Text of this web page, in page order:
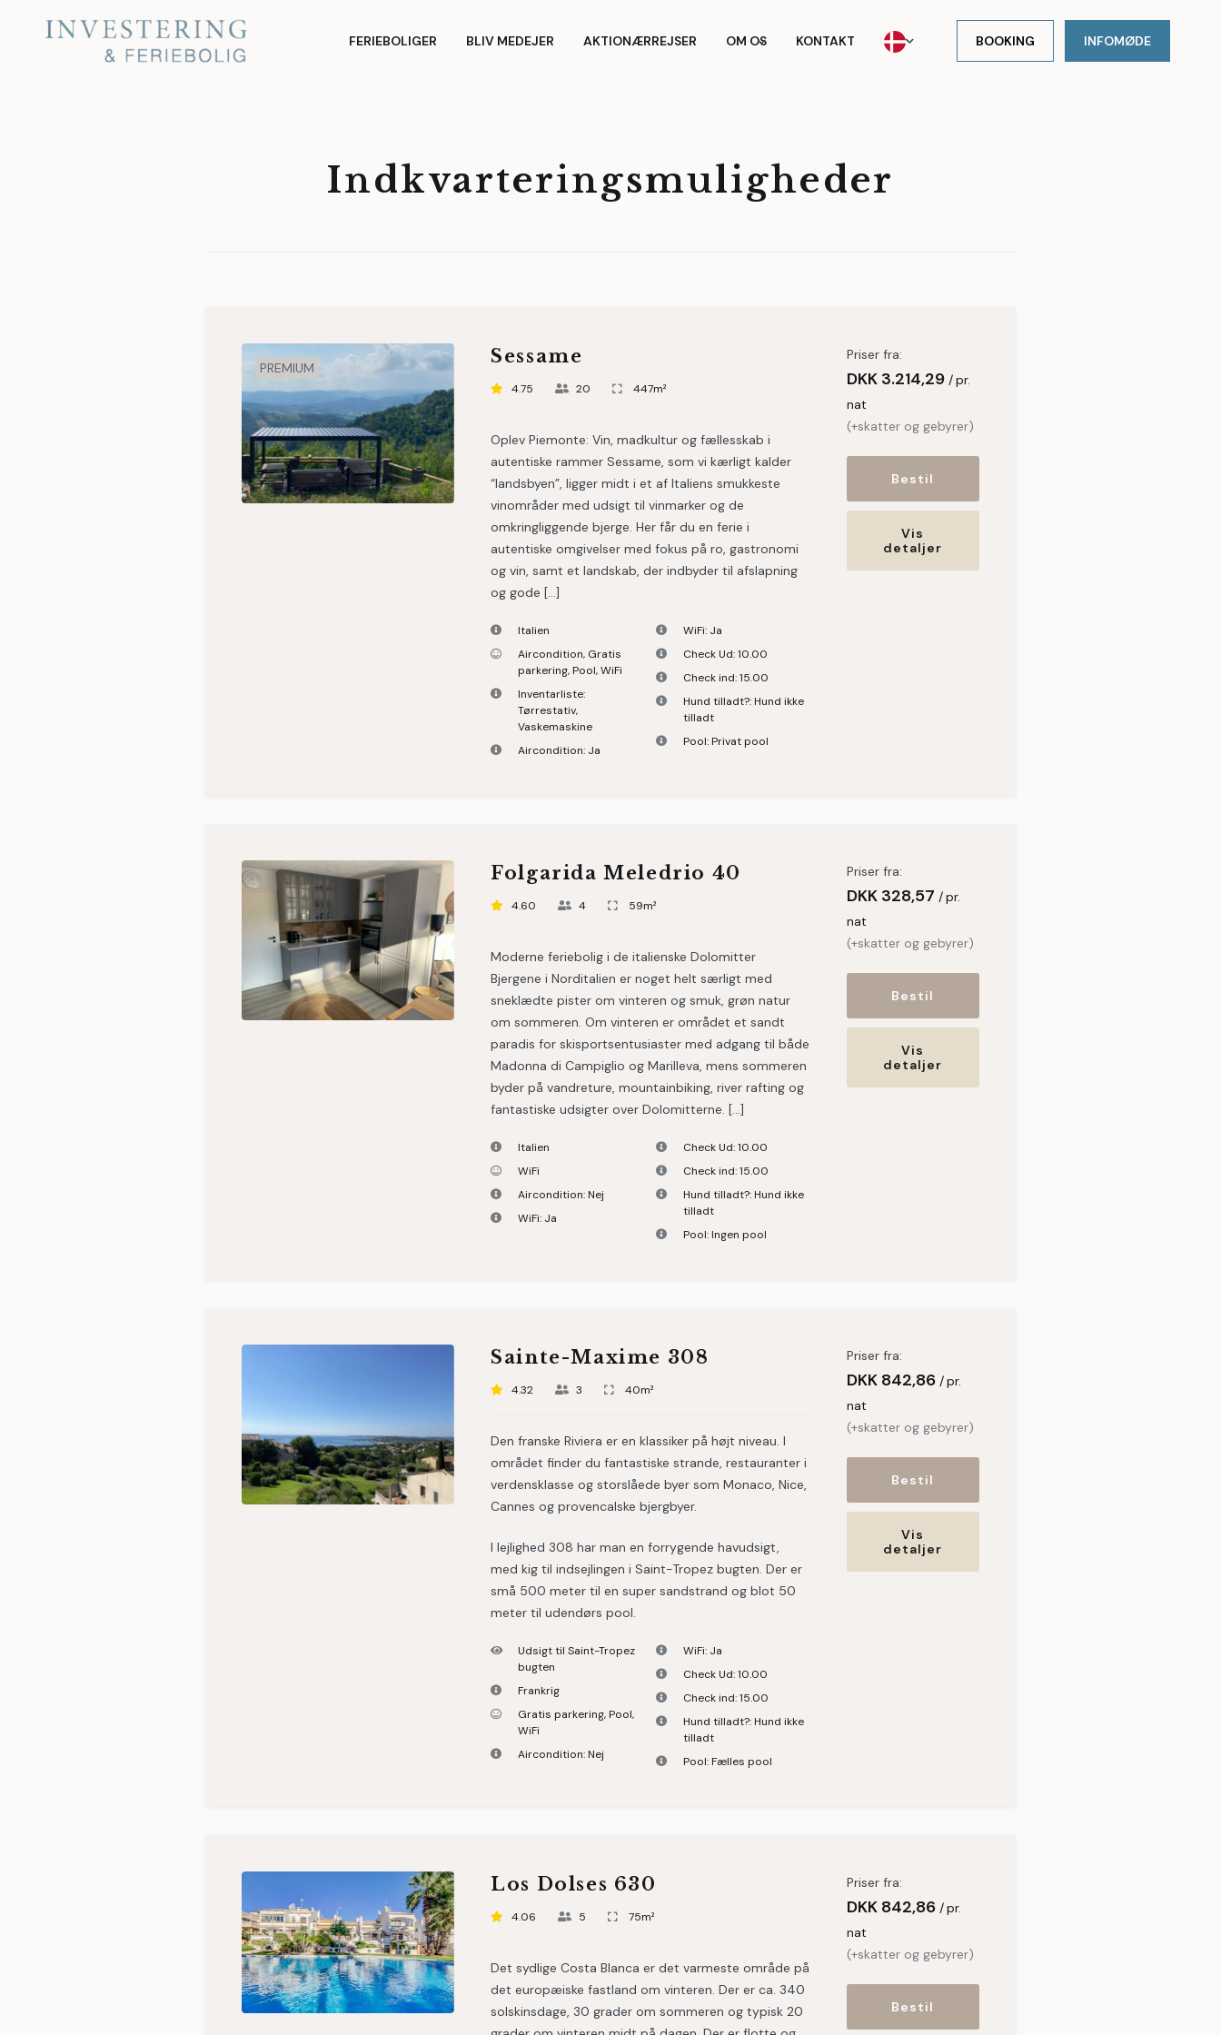
Investering og
Feriebolig FERIEBOLIGER BLIV MEDEJER AKTIONÆRREJSER OM OS KONTAKT BOOKING INFOMØDE
Indkvarteringsmuligheder
PREMIUM
Sessame
4.75 20 447m²
Oplev Piemonte: Vin, madkultur og fællesskab i
autentiske rammer Sessame, som vi kærligt kalder
“landsbyen”, ligger midt i et af Italiens smukkeste
vinområder med udsigt til vinmarker og de
omkringliggende bjerge. Her får du en ferie i
autentiske omgivelser med fokus på ro, gastronomi
og vin, samt et landskab, der indbyder til afslapning
og gode […]
Italien
Aircondition, Gratis
parkering,Pool,WiFi
Inventarliste:
Tørrestativ,
Vaskemaskine
Aircondition: Ja
WiFi: Ja
Check Ud:10.00
Check ind:15.00
Hund tilladt?:Hund ikke
tilladt
Pool:Privat pool
Priser fra:
DKK3.214,29
pr.
nat
(+skatter og gebyrer)
Bestil
Vis
detaljer
Folgarida Meledrio 40
4.60 4 59m²
Moderne feriebolig i de italienske Dolomitter
Bjergene i Norditalien er noget helt særligt med
sneklædte pister om vinteren og smuk, grøn natur
om sommeren. Om vinteren er området et sandt
paradis for skisportsentusiaster med adgang til både
Madonna di Campiglio og Marilleva, mens sommeren
byder på vandreture, mountainbiking, river rafting og
fantastiske udsigter over Dolomitterne. […]
Italien
WiFi
Aircondition: Nej
WiFi: Ja
Check Ud:10.00
Check ind:15.00
Hund tilladt?:Hund ikke
tilladt
Pool:Ingen pool
Priser fra:
DKK328,57
pr.
nat
(+skatter og gebyrer)
Bestil
Vis
detaljer
Sainte-Maxime 308
4.32 3 40m²
Den franske Riviera er en klassiker på højt niveau. I
området finder du fantastiske strande, restauranter i
verdensklasse og storslåede byer som Monaco, Nice,
Cannes og provencalske bjergbyer.
I lejlighed 308 har man en forrygende havudsigt,
med kig til indsejlingen i Saint-Tropez bugten. Der er
små 500 meter til en super sandstrand og blot 50
meter til udendørs pool.
Udsigt til Saint-Tropez
bugten
Frankrig
Gratis parkering,Pool,
WiFi
Aircondition: Nej
WiFi: Ja
Check Ud:10.00
Check ind:15.00
Hund tilladt?:Hund ikke
tilladt
Pool:Fælles pool
Priser fra:
DKK842,86
pr.
nat
(+skatter og gebyrer)
Bestil
Vis
detaljer
Los Dolses 630
4.06 5 75m²
Det sydlige Costa Blanca er det varmeste område på
det europæiske fastland om vinteren. Der er ca. 340
solskinsdage, 30 grader om sommeren og typisk 20
Priser fra:
DKK842,86
pr.
nat
(+skatter og gebyrer)
Bestil